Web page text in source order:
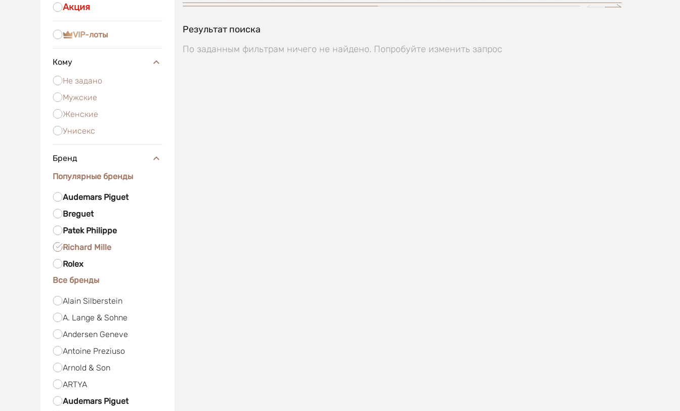
Акция
VIP-лоты
Кому
Не задано
Мужские
Женские
Унисекс
Бренд
Популярные бренды
Audemars Piguet
Breguet
Patek Philippe
Richard Mille
Rolex
Все бренды
Alain Silberstein
A. Lange & Sohne
Andersen Geneve
Antoine Preziuso
Arnold & Son
ARTYA
Audemars Piguet
Результат поиска
По заданным фильтрам ничего не найдено. Попробуйте изменить запрос